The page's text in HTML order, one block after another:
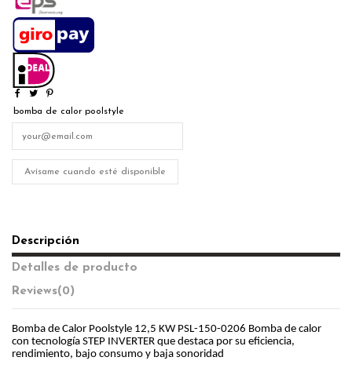
bomba de calor poolstyle
Descripción
Detalles de producto
Reviews(0)
Bomba de Calor Poolstyle 12,5 KW PSL-150-0206 Bomba de calor
con tecnología STEP INVERTER que destaca por su eficiencia,
rendimiento, bajo consumo y baja sonoridad